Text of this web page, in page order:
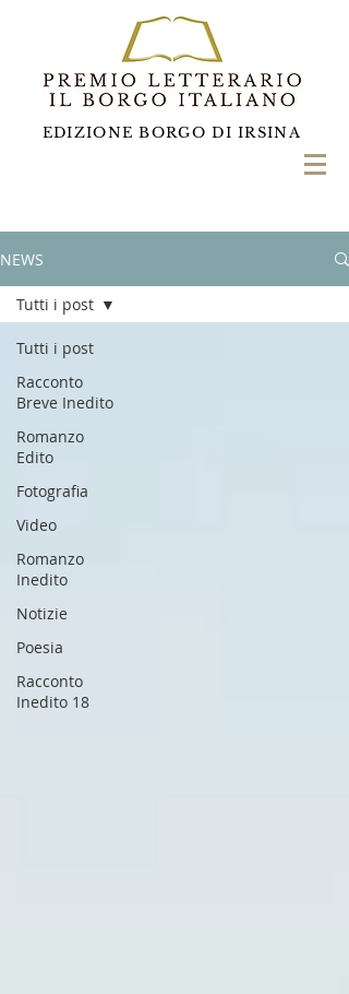
EDIZIONE BORGO DI IRSINA
NEWS
Tutti i post
Racconto
Breve Inedito
Romanzo
Edito
Fotografia
Video
Romanzo
Inedito
Notizie
Poesia
Racconto
Inedito 18
Tutti i post